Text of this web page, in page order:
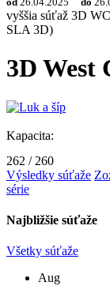
vyššia súťaž 3D
SLA 3D)
3D West
Kapacita:
262 / 260
Výsledky súťaže
série
Najbližšie súťaže
Všetky súťaže
Aug